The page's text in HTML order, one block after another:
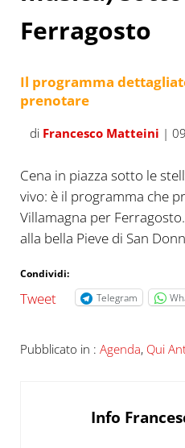
Ferragosto
Il programma
prenotare
di Francesco Matteini |
Cena in piazza sotto le
vivo: è il programma che
Villamagna per
alla bella Pieve di San
Condividi:
Tweet Telegram
Pubblicato in : Agenda, Qui
Info